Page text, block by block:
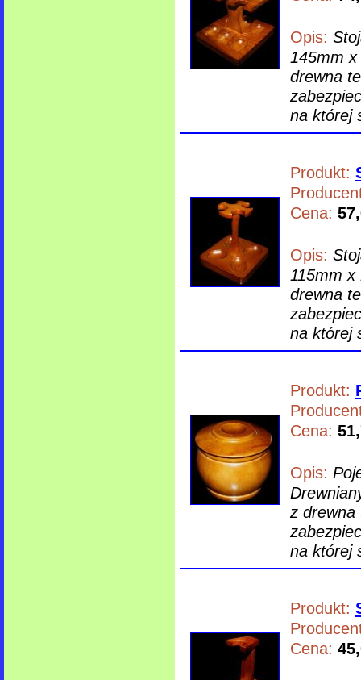
Opis:
145mm x
drewna
na której
Produkt:
Cena:
Opis:
115mm x
drewna
na której
Produkt:
Cena:
Opis:
z drewna
na której
Produkt:
Cena: